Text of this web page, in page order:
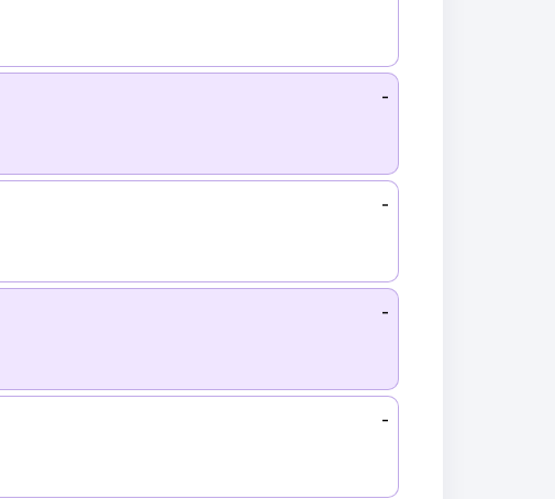
-
-
-
-